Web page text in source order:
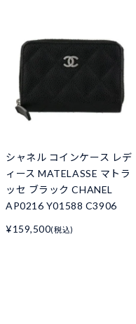
シャネル コインケース レデ
ィース MATELASSE マトラ
ッセ ブラック CHANEL
AP0216 Y01588 C3906
¥159,500(税込)